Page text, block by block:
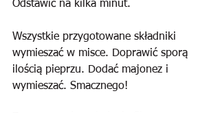
Odstawić na kilka minut.
Wszystkie przygotowane składniki
wymieszać w misce. Doprawić sporą
ilością pieprzu. Dodać majonez i
wymieszać. Smacznego!